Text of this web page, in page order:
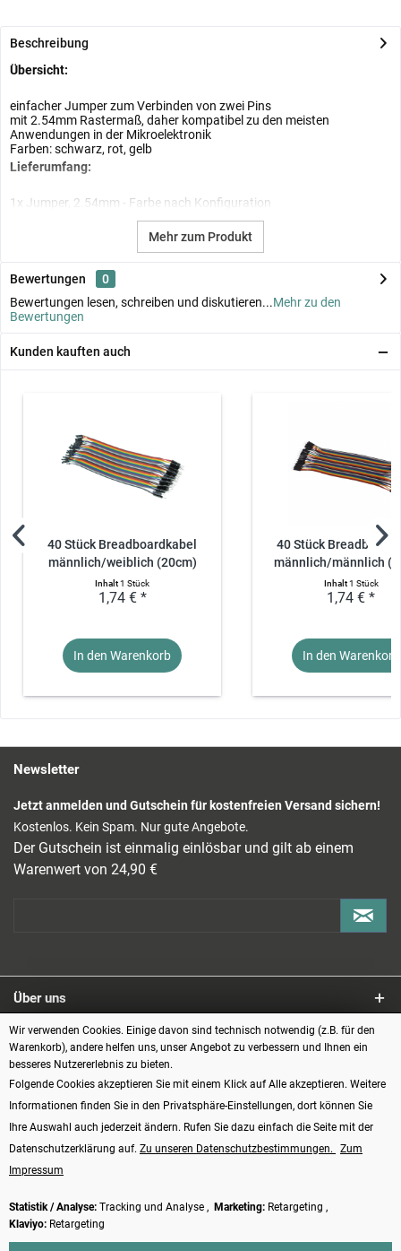
Beschreibung
Übersicht:
einfacher Jumper zum Verbinden von zwei Pins
mit 2.54mm Rastermaß, daher kompatibel zu den meisten
Anwendungen in der Mikroelektronik
Farben: schwarz, rot, gelb
Lieferumfang:
1x Jumper, 2.54mm - Farbe nach Konfiguration
Mehr zum Produkt
Bewertungen
0
Bewertungen lesen, schreiben und diskutieren...Mehr zu den
Bewertungen
Kunden kauften auch
40 Stück Breadboardkabel
männlich/weiblich (20cm)
Inhalt1 Stück
1,74 € *
In den Warenkorb
40 Stück
männlich/männlich
Inhalt1 Stück
1,74 € *
In den Warenkorb
Newsletter
Jetzt anmelden und Gutschein für kostenfreien Versand sichern!
Kostenlos. Kein Spam. Nur gute Angebote.
Der Gutschein ist einmalig einlösbar und gilt ab einem
Warenwert von 24,90 €
Über uns
Service
Informationen
Zahlungsarten
Wir verwenden Cookies. Einige davon sind technisch notwendig (z.B. für den
Warenkorb), andere helfen uns, unser Angebot zu verbessern und Ihnen ein
besseres Nutzererlebnis zu bieten.
Folgende Cookies akzeptieren Sie mit einem Klick auf Alle akzeptieren. Weitere
Informationen finden Sie in den Privatsphäre-Einstellungen, dort können Sie
Ihre Auswahl auch jederzeit ändern. Rufen Sie dazu einfach die Seite mit der
Datenschutzerklärung auf. Zu unseren Datenschutzbestimmungen.
Zum
Impressum
Statistik / Analyse: Tracking und Analyse , Marketing: Retargeting ,
Klaviyo: Retargeting